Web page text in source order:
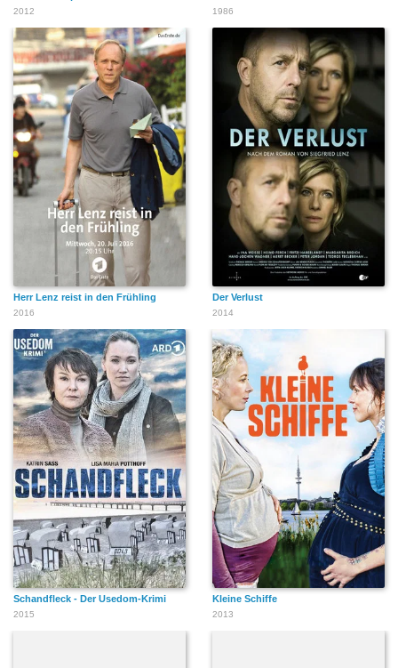
2012 1986
Herr Lenz reist in den Frühling
2016
Der Verlust
2014
Schandfleck - Der Usedom-Krimi
2015
Kleine Schiffe
2013